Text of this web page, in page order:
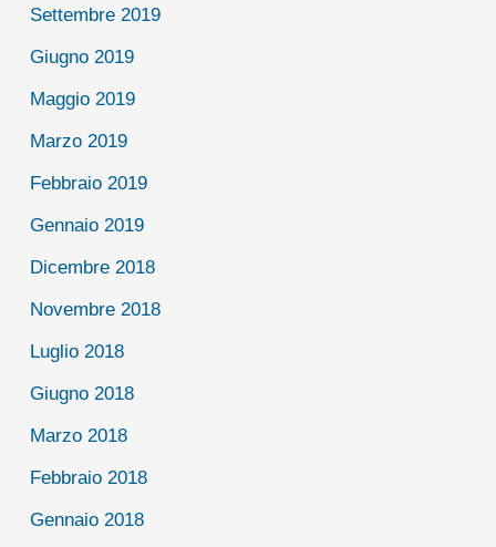
Settembre 2019
Giugno 2019
Maggio 2019
Marzo 2019
Febbraio 2019
Gennaio 2019
Dicembre 2018
Novembre 2018
Luglio 2018
Giugno 2018
Marzo 2018
Febbraio 2018
Gennaio 2018